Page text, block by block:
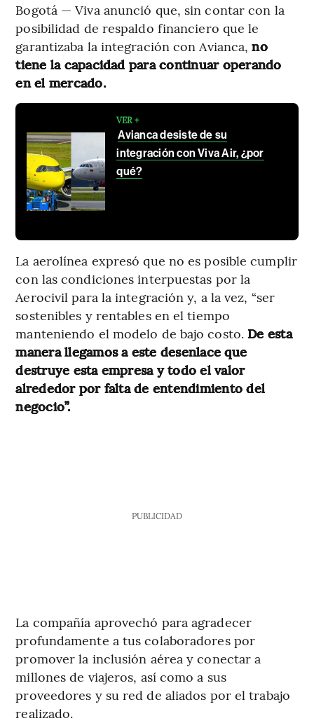
Bogotá — Viva anunció que, sin contar con la
posibilidad de respaldo financiero que le
garantizaba la integración con Avianca,no
tiene la capacidad para continuar operando
en el mercado.
VER +
Avianca desiste de su
integración con Viva Air, ¿por
qué?
La aerolínea expresó que no es posible cumplir
con las condiciones interpuestas por la
Aerocivil para la integración y, a la vez, “ser
sostenibles y rentables en el tiempo
manteniendo el modelo de bajo costo. De esta
manera llegamos a este desenlace que
destruye esta empresa y todo el valor
alrededor por falta de entendimiento del
negocio”.
PUBLICIDAD
La compañía aprovechó para agradecer
profundamente a tus colaboradores por
promover la inclusión aérea y conectar a
millones de viajeros, así como a sus
proveedores y su red de aliados por el trabajo
realizado.